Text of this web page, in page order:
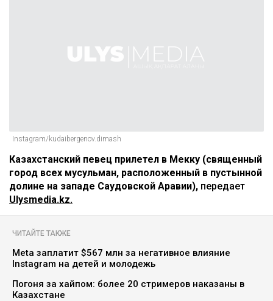
Instagram/kudaibergenov.dimash
Казахстанский певец прилетел в Мекку (священный
город всех мусульман, расположенный в пустынной
долине на западе Саудовской Аравии), передает
Ulysmedia.kz.
ЧИТАЙТЕ ТАКЖЕ
Meta заплатит $567 млн за негативное влияние
Instagram на детей и молодежь
Погоня за хайпом: более 20 стримеров наказаны в
Казахстане